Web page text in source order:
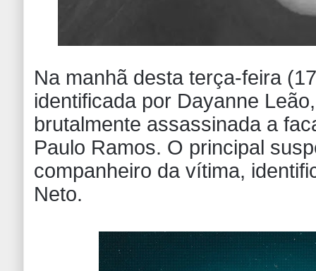
Na manhã desta terça-feira
identificada por Dayanne
brutalmente assassinada a
Paulo Ramos. O principal
companheiro da vítima,
Neto.